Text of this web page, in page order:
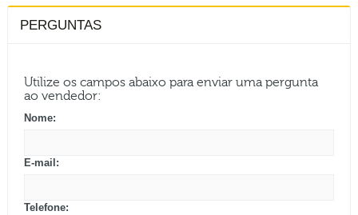
PERGUNTAS
Utilize os campos abaixo para enviar uma pergunta
ao vendedor:
Nome:
E-mail:
Telefone: